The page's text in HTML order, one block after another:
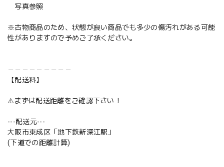
写真参照
※古物商品のため、状態が良い商品でも多少の傷汚れがある可能
性がありますので予めご了承ください。
－－－－－－－－－
【配送料】
⚠️まずは配送距離をご確認下さい！
---配送元---
大阪市東成区「地下鉄新深江駅」
(下道での距離計算)